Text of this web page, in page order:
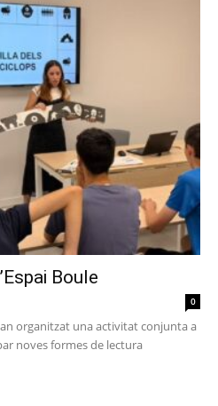
Boule
0
organitzat una activitat conjunta a
noves formes de lectura